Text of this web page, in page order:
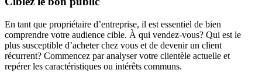
En tant que propriétaire d’entreprise, il est essentiel de bien
comprendre votre audience cible. À qui vendez-vous? Qui est le
plus susceptible d’acheter chez vous et de devenir un client
récurrent? Commencez par analyser votre clientèle actuelle et
repérer les caractéristiques ou intérêts communs.